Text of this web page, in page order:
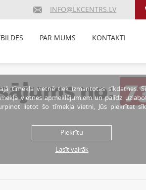
INFO@LKCENTRS.LV
PAR MUMS
KONTAKTI
no:
tīmekļa vietnē tiek izmantotas sīkdatnes.
vietnes apmeklējumiem un palīdz
lietot šo tīmekļa vietni, Jūs piekrītat
Piekrītu
Lasīt vairāk